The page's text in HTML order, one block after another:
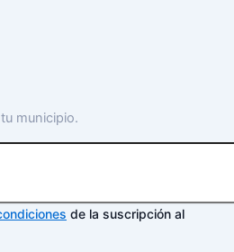
municipio.
de la suscripción al